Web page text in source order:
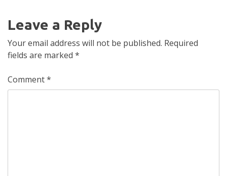
Leave a Reply
Your email address will not be published. Required
fields are marked *
Comment*